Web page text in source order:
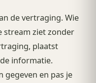
de vertraging. Wie
stream ziet zonder
plaatst
informatie.
gegeven en pas je